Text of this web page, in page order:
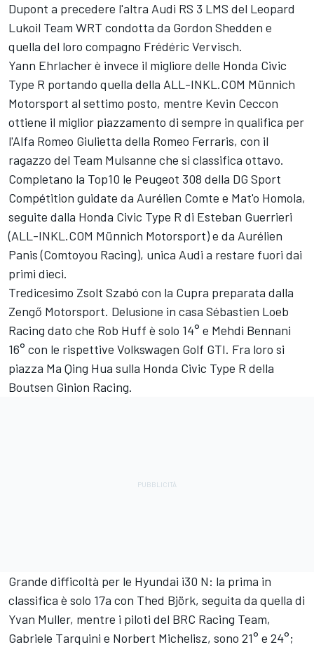
Dupont a precedere l'altra Audi RS 3 LMS del Leopard
Lukoil Team WRT condotta da Gordon Shedden e
quella del loro compagno Frédéric Vervisch.
Yann Ehrlacher è invece il migliore delle Honda Civic
Type R portando quella della ALL-INKL.COM Münnich
Motorsport al settimo posto, mentre Kevin Ceccon
ottiene il miglior piazzamento di sempre in qualifica per
l'Alfa Romeo Giulietta della Romeo Ferraris, con il
ragazzo del Team Mulsanne che si classifica ottavo.
Completano la Top10 le Peugeot 308 della DG Sport
Compétition guidate da Aurélien Comte e Mat'o Homola,
seguite dalla Honda Civic Type R di Esteban Guerrieri
(ALL-INKL.COM Münnich Motorsport) e da Aurélien
Panis (Comtoyou Racing), unica Audi a restare fuori dai
primi dieci.
Tredicesimo Zsolt Szabó con la Cupra preparata dalla
Zengő Motorsport. Delusione in casa Sébastien Loeb
Racing dato che Rob Huff è solo 14° e Mehdi Bennani
16° con le rispettive Volkswagen Golf GTI. Fra loro si
piazza Ma Qing Hua sulla Honda Civic Type R della
Boutsen Ginion Racing.
Grande difficoltà per le Hyundai i30 N: la prima in
classifica è solo 17a con Thed Björk, seguita da quella di
Yvan Muller, mentre i piloti del BRC Racing Team,
Gabriele Tarquini e Norbert Michelisz, sono 21° e 24°;